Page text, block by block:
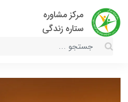
مرکز مشاوره
ستاره زندگی